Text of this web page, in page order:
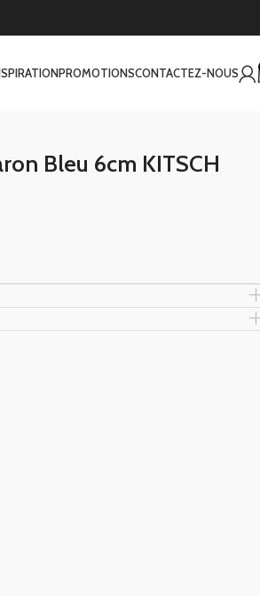
PROMOTIONSCONTACTEZ-NOUS
Bleu 6cm KITSCH